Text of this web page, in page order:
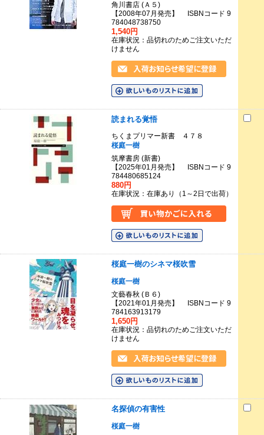
角川書店 (Ａ５)
【2008年07月発売】 ISBNコード 9
784048738750
1,540円
在庫状況：品切れのためご注文いただ
けません
読まれる覚悟
ちくまプリマー新書 ４７８
桜庭一樹
筑摩書房 (新書)
【2025年01月発売】 ISBNコード 9
784480685124
880円
在庫状況：在庫あり（1～2日で出荷）
桜庭一樹のシネマ桜吹雪
桜庭一樹
文藝春秋 (Ｂ６)
【2021年01月発売】 ISBNコード 9
784163913179
1,650円
在庫状況：品切れのためご注文いただ
けません
名探偵の有害性
桜庭一樹